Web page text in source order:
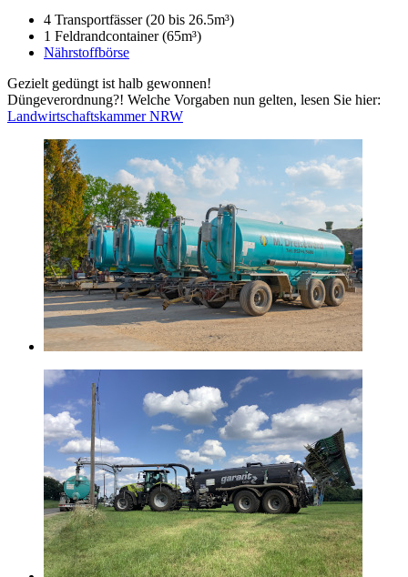
4 Transportfässer (20 bis 26.5m³)
1 Feldrandcontainer (65m³)
Nährstoffbörse
Gezielt gedüngt ist halb gewonnen!
Düngeverordnung?! Welche Vorgaben nun gelten, lesen Sie hier:
Landwirtschaftskammer NRW